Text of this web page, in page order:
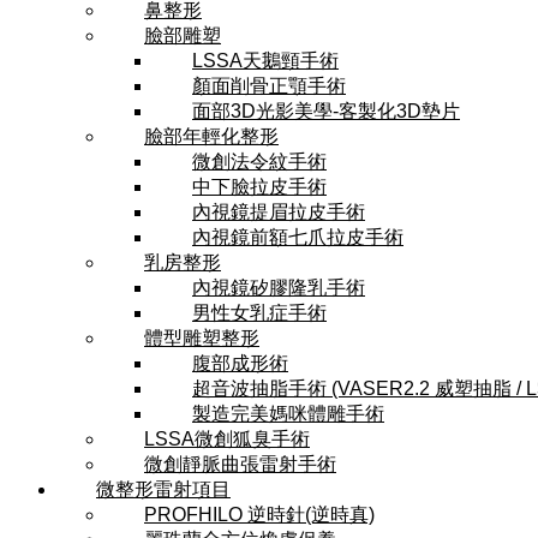
鼻整形
臉部雕塑
LSSA天鵝頸手術
顏面削骨正顎手術
面部3D光影美學-客製化3D墊片
臉部年輕化整形
微創法令紋手術
中下臉拉皮手術
內視鏡提眉拉皮手術
內視鏡前額七爪拉皮手術
乳房整形
內視鏡矽膠隆乳手術
男性女乳症手術
體型雕塑整形
腹部成形術
超音波抽脂手術 (VASER2.2 威塑抽脂 /
製造完美媽咪體雕手術
LSSA微創狐臭手術
微創靜脈曲張雷射手術
微整形雷射項目
PROFHILO 逆時針(逆時真)